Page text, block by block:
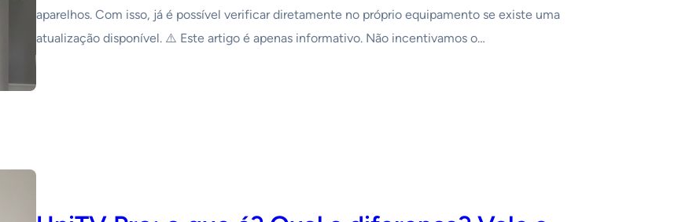
aparelhos. Com isso, já é possível verificar diretamente no próprio equipamento se existe uma
atualização disponível. ⚠️ Este artigo é apenas informativo. Não incentivamos o…